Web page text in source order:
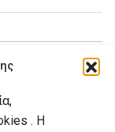
. Η